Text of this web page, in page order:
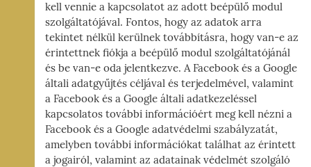
kell vennie a kapcsolatot az adott beépülő modul
szolgáltatójával. Fontos, hogy az adatok arra
tekintet nélkül kerülnek továbbításra, hogy van-e az
érintettnek fiókja a beépülő modul szolgáltatójánál
és be van-e oda jelentkezve. A Facebook és a Google
általi adatgyűjtés céljával és terjedelmével, valamint
a Facebook és a Google általi adatkezeléssel
kapcsolatos további információért meg kell nézni a
Facebook és a Google adatvédelmi szabályzatát,
amelyben további információkat találhat az érintett
a jogairól, valamint az adatainak védelmét szolgáló